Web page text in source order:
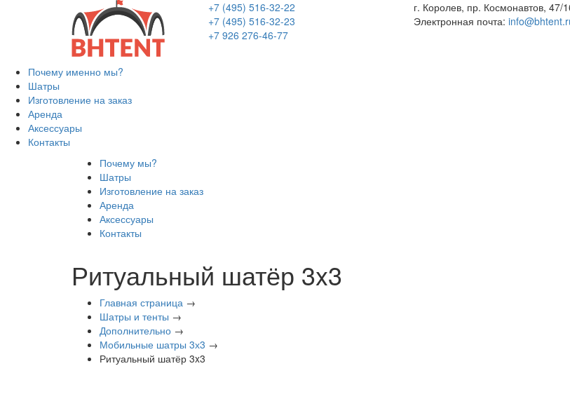
+7 (495) 516-32-22
+7 (495) 516-32-23
+7 926 276-46-77
г. Королев, пр. Космонавтов, 47/
Электронная почта:
Почему именно мы?
Шатры
Изготовление на заказ
Аренда
Аксессуары
Контакты
Почему мы?
Шатры
Изготовление на заказ
Аренда
Аксессуары
Контакты
Ритуальный шатёр 3x3
Главная страница →
Шатры и тенты →
Дополнительно →
Мобильные шатры 3х3 →
Ритуальный шатёр 3x3